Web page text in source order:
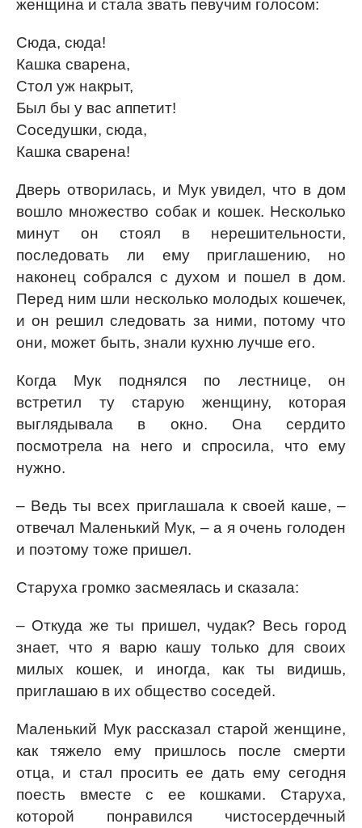
женщина и стала звать певучим голосом:
Сюда, сюда!
Кашка сварена,
Стол уж накрыт,
Был бы у вас аппетит!
Соседушки, сюда,
Кашка сварена!
Дверь отворилась, и Мук увидел, что в дом
вошло множество собак и кошек. Несколько
минут он стоял в нерешительности,
последовать ли ему приглашению, но
наконец собрался с духом и пошел в дом.
Перед ним шли несколько молодых кошечек,
и он решил следовать за ними, потому что
они, может быть, знали кухню лучше его.
Когда Мук поднялся по лестнице, он
встретил ту старую женщину, которая
выглядывала в окно. Она сердито
посмотрела на него и спросила, что ему
нужно.
– Ведь ты всех приглашала к своей каше, –
отвечал Маленький Мук, – а я очень голоден
и поэтому тоже пришел.
Старуха громко засмеялась и сказала:
– Откуда же ты пришел, чудак? Весь город
знает, что я варю кашу только для своих
милых кошек, и иногда, как ты видишь,
приглашаю в их общество соседей.
Маленький Мук рассказал старой женщине,
как тяжело ему пришлось после смерти
отца, и стал просить ее дать ему сегодня
поесть вместе с ее кошками. Старуха,
которой понравился чистосердечный